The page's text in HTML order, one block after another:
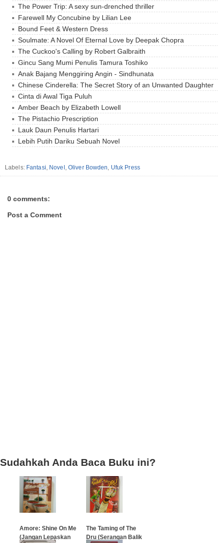
The Power Trip: A sexy sun-drenched thriller
Farewell My Concubine by Lilian Lee
Bound Feet & Western Dress
Soulmate: A Novel Of Eternal Love by Deepak Chopra
The Cuckoo's Calling by Robert Galbraith
Gincu Sang Mumi Penulis Tamura Toshiko
Anak Bajang Menggiring Angin - Sindhunata
Chinese Cinderella: The Secret Story of an Unwanted Daughter
Cinta di Awal Tiga Puluh
Amber Beach by Elizabeth Lowell
The Pistachio Prescription
Lauk Daun Penulis Hartari
Lebih Putih Dariku Sebuah Novel
Labels: Fantasi, Novel , Oliver Bowden, Ufuk Press
0 comments:
Post a Comment
Sudahkah Anda Baca Buku ini?
Amore: Shine On Me
(Jangan Lepaskan
The Taming of The
Dru (Serangan Balik